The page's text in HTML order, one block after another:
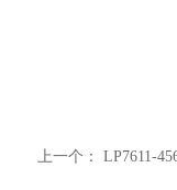
上一个： LP7611-